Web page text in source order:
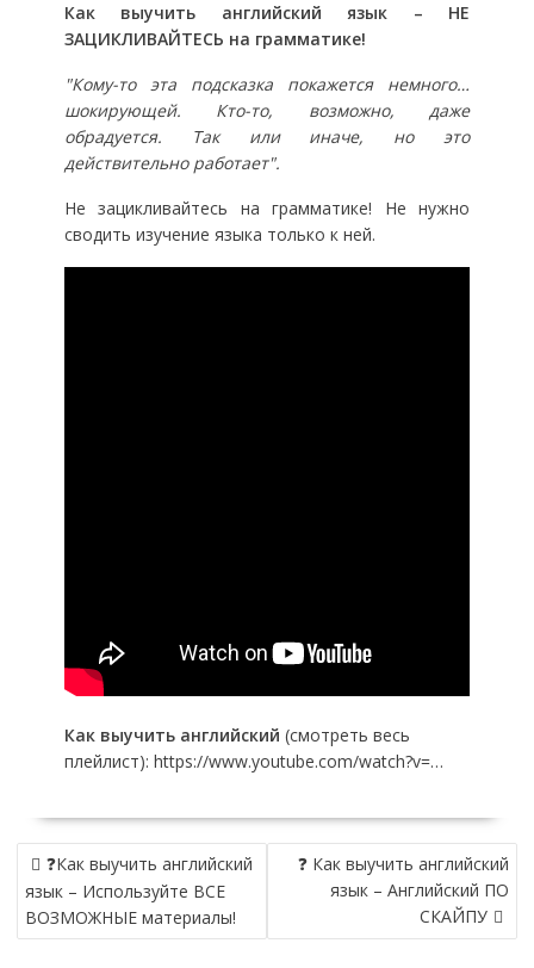
Как выучить английский язык – НЕ
ЗАЦИКЛИВАЙТЕСЬ на грамматике!
"Кому-то эта подсказка покажется немного…
шокирующей. Кто-то, возможно, даже
обрадуется. Так или иначе, но это
действительно работает".
Не зацикливайтесь на грамматике! Не нужно
сводить изучение языка только к ней.
Как выучить английский (смотреть весь
плейлист): https://www.youtube.com/watch?v=…
Н
А
В
И
❓Как выучить английский
язык – Используйте ВСЕ
ВОЗМОЖНЫЕ материалы!
❓ Как выучить английский
язык – Английский ПО
СКАЙПУ